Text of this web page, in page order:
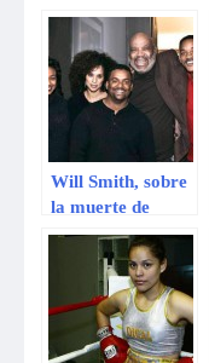
País Vasco en
partido amistoso
en Bilbao
[VIDEO]
Will Smith, sobre
la muerte de
James Avery:
«todo hombre
joven necesita un
tío Phil»